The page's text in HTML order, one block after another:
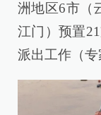
洲地区6市（
江门）预置
派出工作（专